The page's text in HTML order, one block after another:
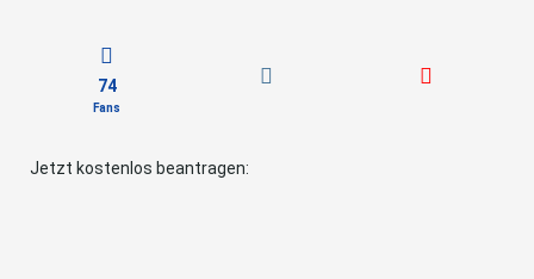
74
Fans
Jetzt kostenlos beantragen: